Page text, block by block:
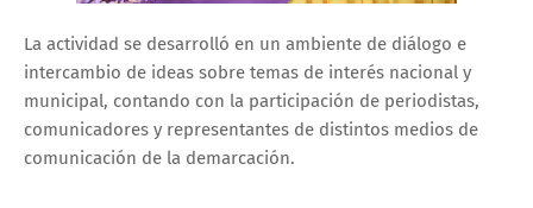
La actividad se desarrolló en un ambiente de diálogo e
intercambio de ideas sobre temas de interés nacional y
municipal, contando con la participación de periodistas,
comunicadores y representantes de distintos medios de
comunicación de la demarcación.